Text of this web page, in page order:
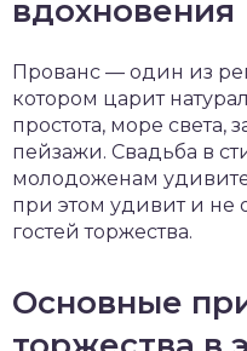
вдохновения
Прованс — один из
котором царит
простота, море света,
пейзажи. Свадьба в
молодоженам
при этом удивит и не
гостей торжества.
Основные